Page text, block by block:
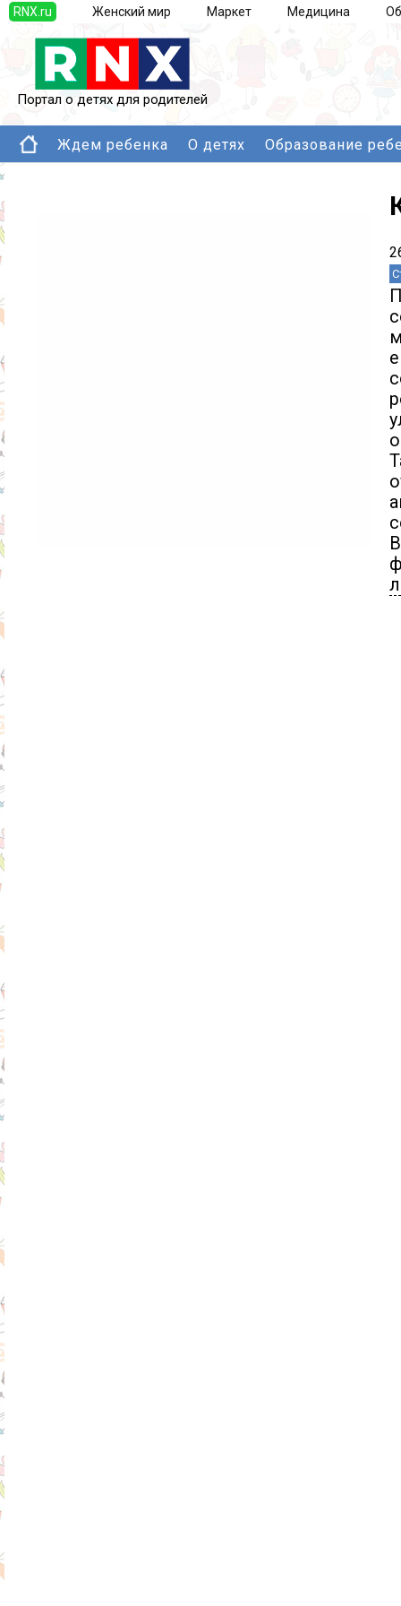
RNX.ru Женский мир Маркет Медицина
Портал о детях для родителей
Ждем ребенка О детях Образование